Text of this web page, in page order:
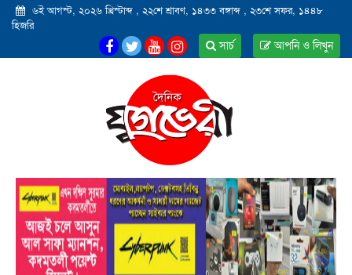
৬ই আগস্ট, ২০২৬ খ্রিস্টাব্দ , ২২শে শ্রাবণ, ১৪৩৩ বঙ্গাব্দ , ২৩শে সফর, ১৪৪৮
হিজরি
আপনি ও লিখুন
সার্চ